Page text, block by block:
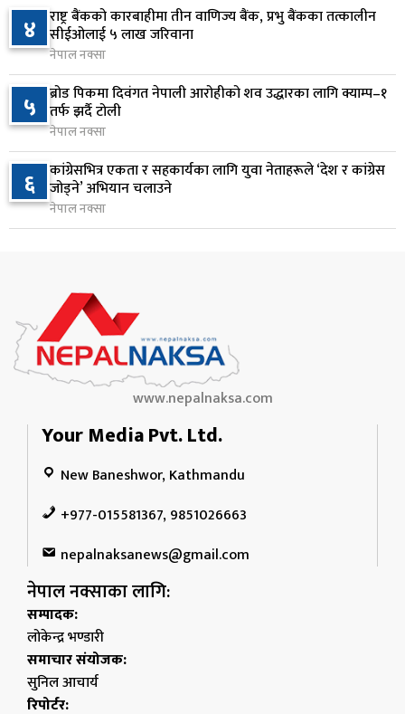
८
सुनसरी र सिरहाका घटनाका पीडितलाई राहत र उपचार
दिने सरकारको निर्णय
१ दिन अघि
९
कृषि क्षेत्रलाई आत्मनिर्भर बनाउने लक्ष्यसहित राष्ट्रिय कृषि
नीति २०८३ जारी
१ दिन अघि
१० नेपाल टेलिकमले बक्यौता महसुलमा जरिवाना छुट दिने
१ दिन अघि
४ राष्ट्र बैंकको कारबाहीमा तीन वाणिज्य बैंक, प्रभु बैंकका तत्कालीन
सीईओलाई ५ लाख जरिवाना
नेपाल नक्सा
५ ब्रोड पिकमा दिवंगत नेपाली आरोहीको शव उद्धारका लागि क्याम्प–१
तर्फ झर्दै टोली
नेपाल नक्सा
६ कांग्रेसभित्र एकता र सहकार्यका लागि युवा नेताहरूले ‘देश र कांग्रेस
जोड्ने’ अभियान चलाउने
नेपाल नक्सा
www.nepalnaksa.com
Your Media Pvt. Ltd.
New Baneshwor, Kathmandu
+977-015581367, 9851026663
nepalnaksanews@gmail.com
नेपाल नक्साका लागि:
सम्पादक:
लोकेन्द्र भण्डारी
समाचार संयोजक:
सुनिल आचार्य
रिपोर्टर: